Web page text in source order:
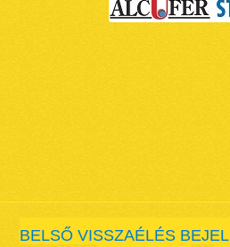
BELSŐ VISSZAÉLÉS